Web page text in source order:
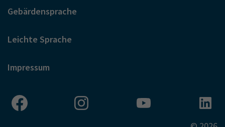
Gebärdensprache
Leichte Sprache
Impressum